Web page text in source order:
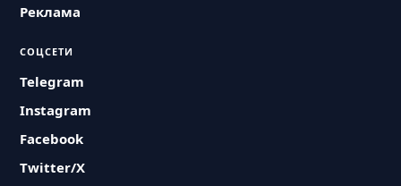
Реклама
СОЦСЕТИ
Telegram
Instagram
Facebook
Twitter/X